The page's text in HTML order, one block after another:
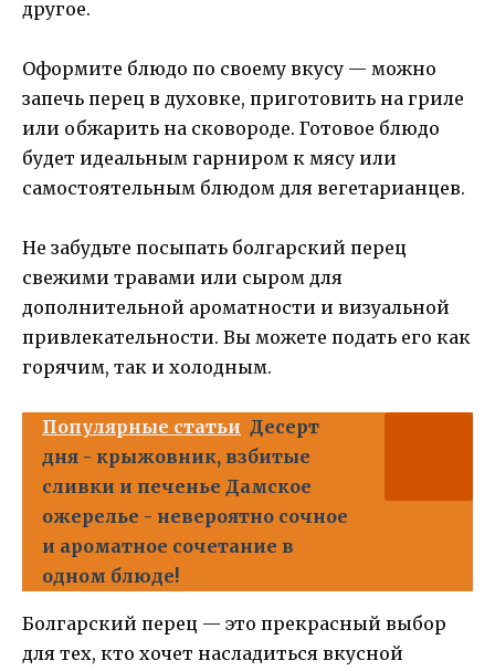
другое.
Оформите блюдо по своему вкусу — можно
запечь перец в духовке, приготовить на гриле
или обжарить на сковороде. Готовое блюдо
будет идеальным гарниром к мясу или
самостоятельным блюдом для вегетарианцев.
Не забудьте посыпать болгарский перец
свежими травами или сыром для
дополнительной ароматности и визуальной
привлекательности. Вы можете подать его как
горячим, так и холодным.
Популярные статьи Десерт
дня - крыжовник, взбитые
сливки и печенье Дамское
ожерелье - невероятно сочное
и ароматное сочетание в
одном блюде!
Болгарский перец — это прекрасный выбор
для тех, кто хочет насладиться вкусной